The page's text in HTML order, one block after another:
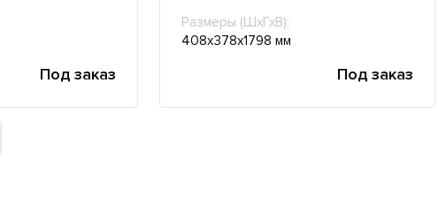
Под заказ
Размеры (ШхГхВ):
408х378х1798 мм
Под заказ